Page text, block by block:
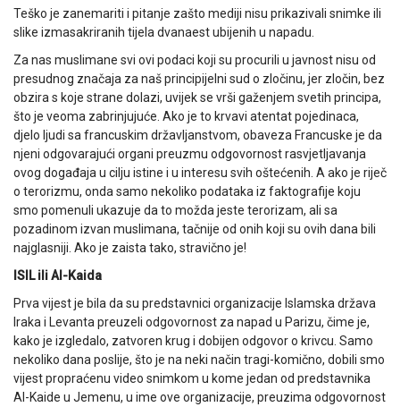
Teško je zanemariti i pitanje zašto mediji nisu prikazivali snimke ili
slike izmasakriranih tijela dvanaest ubijenih u napadu.
Za nas muslimane svi ovi podaci koji su procurili u javnost nisu od
presudnog značaja za naš principijelni sud o zločinu, jer zločin, bez
obzira s koje strane dolazi, uvijek se vrši gaženjem svetih principa,
što je veoma zabrinjujuće. Ako je to krvavi atentat pojedinaca,
djelo ljudi sa francuskim državljanstvom, obaveza Francuske je da
njeni odgovarajući organi preuzmu odgovornost rasvjetljavanja
ovog događaja u cilju istine i u interesu svih oštećenih. A ako je riječ
o terorizmu, onda samo nekoliko podataka iz faktografije koju
smo pomenuli ukazuje da to možda jeste terorizam, ali sa
pozadinom izvan muslimana, tačnije od onih koji su ovih dana bili
najglasniji. Ako je zaista tako, stravično je!
ISIL ili Al-Kaida
Prva vijest je bila da su predstavnici organizacije Islamska država
Iraka i Levanta preuzeli odgovornost za napad u Parizu, čime je,
kako je izgledalo, zatvoren krug i dobijen odgovor o krivcu. Samo
nekoliko dana poslije, što je na neki način tragi-komično, dobili smo
vijest propraćenu video snimkom u kome jedan od predstavnika
Al-Kaide u Jemenu, u ime ove organizacije, preuzima odgovornost